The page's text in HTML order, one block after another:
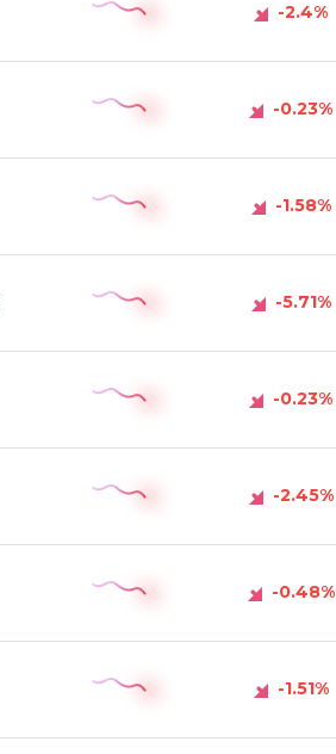
-2.4%
-0.23%
-1.58%
-5.71%
-0.23%
-2.45%
-0.48%
-1.51%